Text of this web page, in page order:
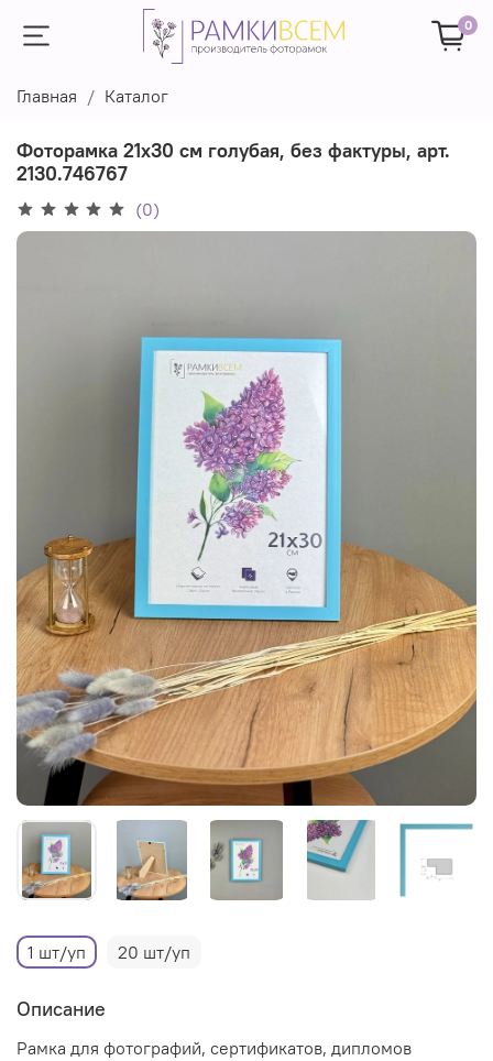
0
Главная Каталог
Фоторамка 21х30 см голубая, без фактуры, арт.
2130.746767
(0)
1 шт/уп 20 шт/уп
Описание
Рамка для фотографий, сертификатов, дипломов